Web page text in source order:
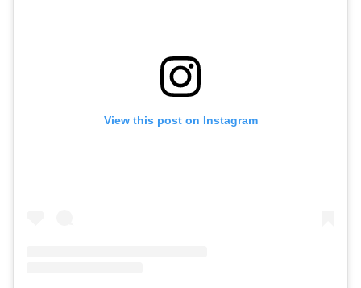
View this post on Instagram